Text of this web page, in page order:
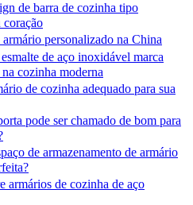
de barra de cozinha tipo
coração
personalizado na China
de aço inoxidável marca
cozinha moderna
de cozinha adequado para sua
pode ser chamado de bom para
de armazenamento de armário
armários de cozinha de aço